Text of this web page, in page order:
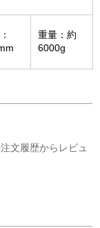
重量：約
6000g
文履歴からレビュ